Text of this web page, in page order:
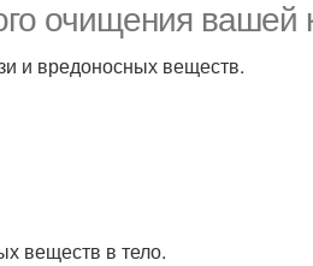
очищения вашей
и вредоносных веществ.
веществ в тело.